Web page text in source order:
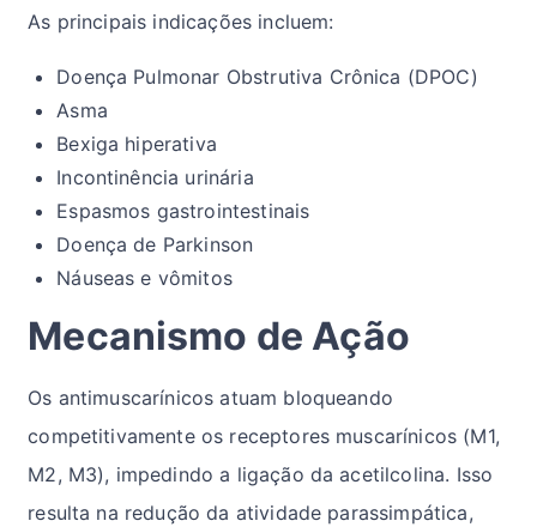
As principais indicações incluem:
Doença Pulmonar Obstrutiva Crônica (DPOC)
Asma
Bexiga hiperativa
Incontinência urinária
Espasmos gastrointestinais
Doença de Parkinson
Náuseas e vômitos
Mecanismo de Ação
Os antimuscarínicos atuam bloqueando
competitivamente os receptores muscarínicos (M1,
M2, M3), impedindo a ligação da acetilcolina. Isso
resulta na redução da atividade parassimpática,